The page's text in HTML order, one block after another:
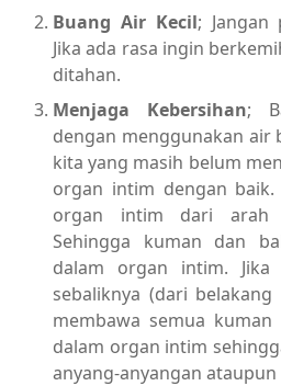
Buang Air Kecil; Jangan
Jika ada rasa ingin
ditahan.
Menjaga Kebersihan;
dengan menggunakan air
kita yang masih belum
organ intim dengan
organ intim dari arah
Sehingga kuman dan
dalam organ intim.
sebaliknya (dari
membawa semua
dalam organ intim
anyang-anyangan